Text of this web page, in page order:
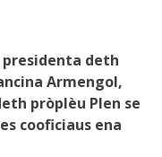
presidenta deth
Armengol,
pròplèu Plen se
cooficiaus ena